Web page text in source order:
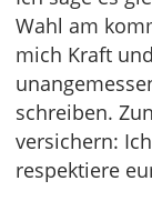
Wahl am
mich Kraft
schreiben.
versichern:
respektiere